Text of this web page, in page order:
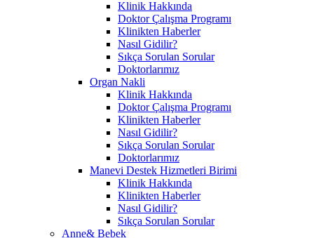
Klinik Hakkında
Doktor Çalışma Programı
Klinikten Haberler
Nasıl Gidilir?
Sıkça Sorulan Sorular
Doktorlarımız
Organ Nakli
Klinik Hakkında
Doktor Çalışma Programı
Klinikten Haberler
Nasıl Gidilir?
Sıkça Sorulan Sorular
Doktorlarımız
Manevi Destek Hizmetleri Birimi
Klinik Hakkında
Klinikten Haberler
Nasıl Gidilir?
Sıkça Sorulan Sorular
Anne& Bebek